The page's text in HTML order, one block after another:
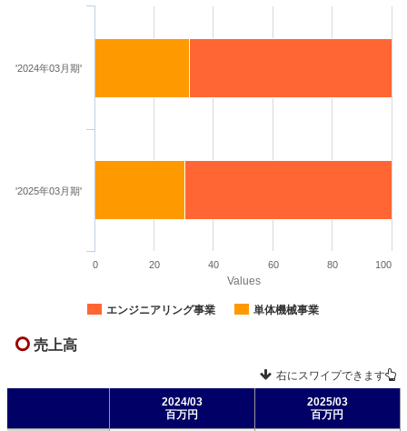
Values
エンジニアリング事業 単体機械事業
'2024年03月期'
'2025年03月期'
0 20 40 60 80 100
売上高
右にスワイプできます
2024/03
百万円
2025/03
百万円